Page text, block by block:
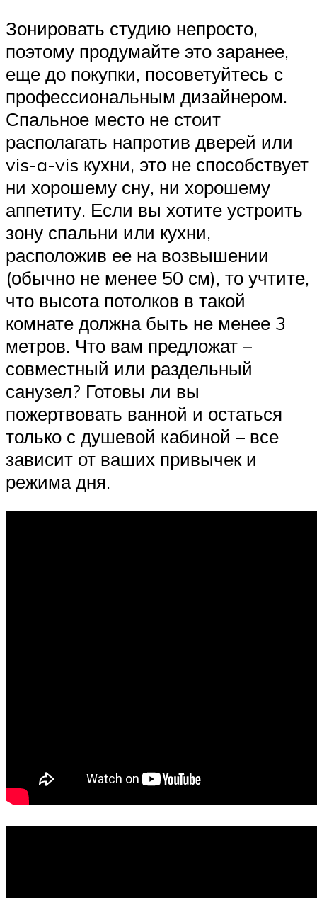
Зонировать студию непросто,
поэтому продумайте это заранее,
еще до покупки, посоветуйтесь с
профессиональным дизайнером.
Спальное место не стоит
располагать напротив дверей или
vis-a-vis кухни, это не способствует
ни хорошему сну, ни хорошему
аппетиту. Если вы хотите устроить
зону спальни или кухни,
расположив ее на возвышении
(обычно не менее 50 см), то учтите,
что высота потолков в такой
комнате должна быть не менее 3
метров. Что вам предложат –
совместный или раздельный
санузел? Готовы ли вы
пожертвовать ванной и остаться
только с душевой кабиной – все
зависит от ваших привычек и
режима дня.